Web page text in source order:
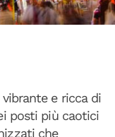
e ricca di
posti più caotici
che